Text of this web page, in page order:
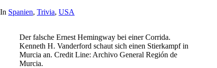
In Spanien, Trivia, USA
Der falsche Ernest Hemingway bei einer Corrida.
Kenneth H. Vanderford schaut sich einen Stierkampf in
Murcia an. Credit Line: Archivo General Región de
Murcia.